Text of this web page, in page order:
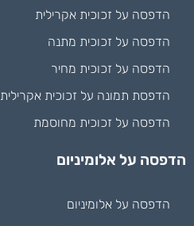
הדפסה על זכוכית אקרילית
הדפסה על זכוכית מתנה
הדפסה על זכוכית מחיר
הדפסת תמונה על זכוכית אקרילית
הדפסה על זכוכית מחוסמת
הדפסה על אלומיניום
הדפסה על אלומיניום